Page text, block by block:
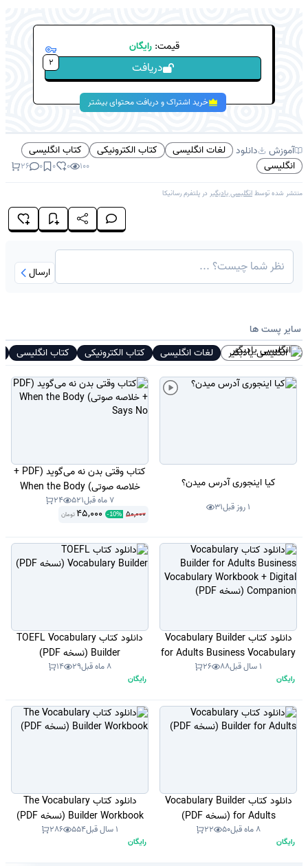
قیمت: رایگان
دریافت 2
خرید اشتراک و دریافت محتوای بیشتر
آموزش دانلود لغات انگلیسی کتاب الکترونیکی
کتاب انگلیسی
انگلیسی
100
0
0
0
26
منتشر شده توسطانگلیسی یادبگیر در پلتفرمرسانیکا
ارسال
سایر پست ها
انگلیسی یادبگیر لغات انگلیسی کتاب الکترونیکی کتاب انگلیسی
کیا اینجوری آدرس میدن؟
1 روز قبل 31
کتاب وقتی بدن نه می‌گوید (PDF +
خلاصه صوتی) When the Body
Says No
7 ماه قبل 521
24
50,000
-10%
45,000 تومان
دانلود کتاب Vocabulary Builder
for Adults Business Vocabulary
Workbook + Digital Companion
1 سال قبل 88
26
رایگان
دانلود کتاب TOEFL Vocabulary
Builder (نسخه PDF)
8 ماه قبل 29
14
رایگان
دانلود کتاب Vocabulary Builder
for Adults (نسخه PDF)
8 ماه قبل 50
22
رایگان
دانلود کتاب The Vocabulary
Builder Workbook (نسخه PDF)
1 سال قبل 554
286
رایگان